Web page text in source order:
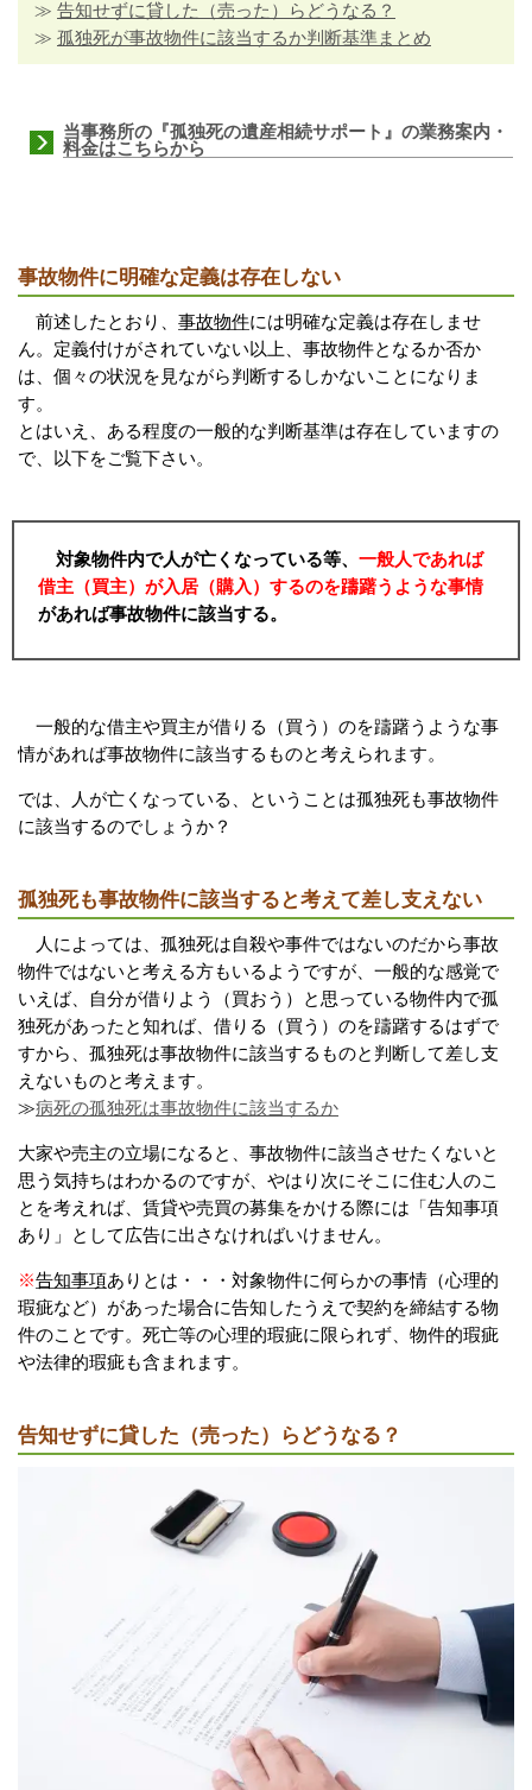
≫ 告知せずに貸した（売った）らどうなる？
≫ 孤独死が事故物件に該当するか判断基準まとめ
当事務所の『孤独死の遺産相続サポート』の業務案内・
料金はこちらから
事故物件に明確な定義は存在しない
前述したとおり、 事故物件には明確な定義は存在しませ
ん。定義付けがされていない以上、事故物件となるか否か
は、個々の状況を見ながら判断するしかないことになりま
す。
とはいえ、ある程度の一般的な判断基準は存在していますの
で、以下をご覧下さい。
対象物件内で人が亡くなっている等、 一般人であれば
借主（買主）が入居（購入）するのを躊躇うような事情
があれば事故物件に該当する。
一般的な借主や買主が借りる（買う）のを躊躇うような事
情があれば事故物件に該当するものと考えられます。
では、人が亡くなっている、ということは孤独死も事故物件
に該当するのでしょうか？
孤独死も事故物件に該当すると考えて差し支えない
人によっては、孤独死は自殺や事件ではないのだから事故
物件ではないと考える方もいるようですが、一般的な感覚で
いえば、自分が借りよう（買おう）と思っている物件内で孤
独死があったと知れば、借りる（買う）のを躊躇するはずで
すから、孤独死は事故物件に該当するものと判断して差し支
えないものと考えます。
≫病死の孤独死は事故物件に該当するか
大家や売主の立場になると、事故物件に該当させたくないと
思う気持ちはわかるのですが、やはり次にそこに住む人のこ
とを考えれば、賃貸や売買の募集をかける際には「告知事項
あり」として広告に出さなければいけません。
※告知事項ありとは・・・対象物件に何らかの事情（心理的
瑕疵など）があった場合に告知したうえで契約を締結する物
件のことです。死亡等の心理的瑕疵に限られず、物件的瑕疵
や法律的瑕疵も含まれます。
告知せずに貸した（売った）らどうなる？